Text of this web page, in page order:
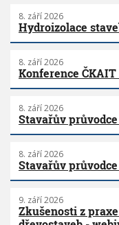
8. září 2026
Hydroizolace
8. září 2026
Konference ČKAIT
8. září 2026
Stavařův
8. září 2026
Stavařův
9. září 2026
Zkušenosti z